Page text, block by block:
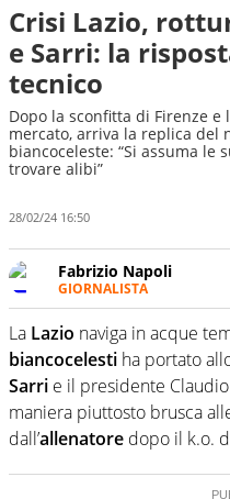
Crisi Lazio,
e Sarri: la
tecnico
Dopo la sconfitta di Firenze
mercato, arriva la replica del
biancoceleste: “Si assuma le
trovare alibi”
28/02/24 16:50
Fabrizio Napoli
GIORNALISTA
Giornalista
il calcio ma è con la
passioni. Cura la
grande festival di
La Lazio naviga in acque
biancocelesti ha portato
Sarri e il presidente Claudio
maniera piuttosto brusca
dall’allenatore dopo il k.o.